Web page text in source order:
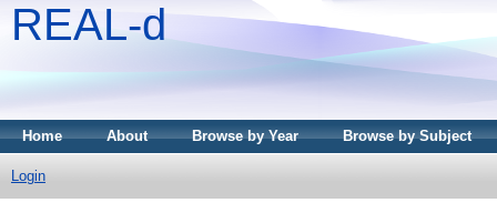
REAL-d
Home About Browse by Year Browse by Subject
Login